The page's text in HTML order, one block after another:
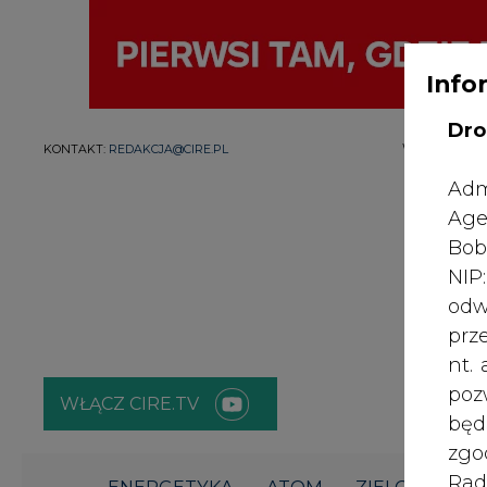
KONTAKT: REDAKCJA@CIRE.PL WYDAWCA
WŁĄCZ CIRE.TV
nt.